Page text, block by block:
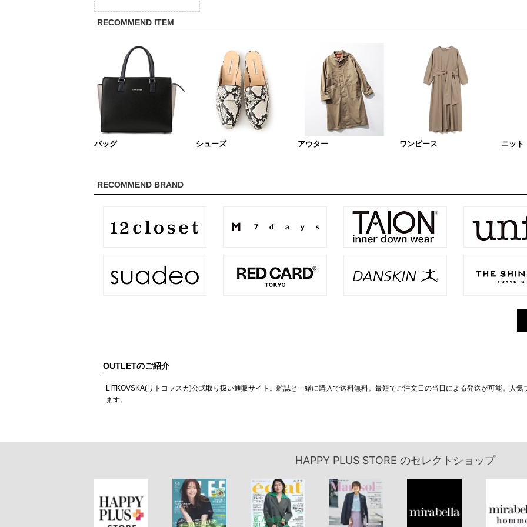
RECOMMEND ITEM
バッグ シューズ アウター ワンピース ニット
RECOMMEND BRAND
OUTLETのご紹介
LITKOVSKA(リトコフスカ)公式取り扱い通販サイト。雑誌と一緒に購入で送料無料。最短でご注文日の当日による発送が可能。人
ます。
HAPPY PLUS STORE のセレクトショップ